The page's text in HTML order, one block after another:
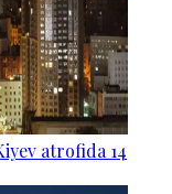
atrofida 14